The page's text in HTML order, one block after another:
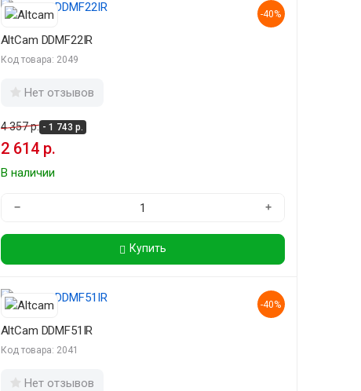
-40%
AltCam DDMF22IR
Код товара: 2049
Нет отзывов
4 357 р. - 1 743 р.
2 614 р.
В наличии
− +
Купить
-40%
AltCam DDMF51IR
Код товара: 2041
Нет отзывов